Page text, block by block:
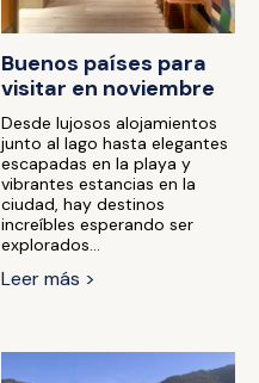
Buenos países para
visitar en noviembre
Desde lujosos alojamientos
junto al lago hasta elegantes
escapadas en la playa y
vibrantes estancias en la
ciudad, hay destinos
increíbles esperando ser
explorados...
Leer más >